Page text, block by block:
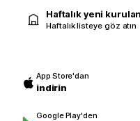
Haftalık yeni
Haftalık listeye göz atın
App Store'dan
indirin
Google Play'den